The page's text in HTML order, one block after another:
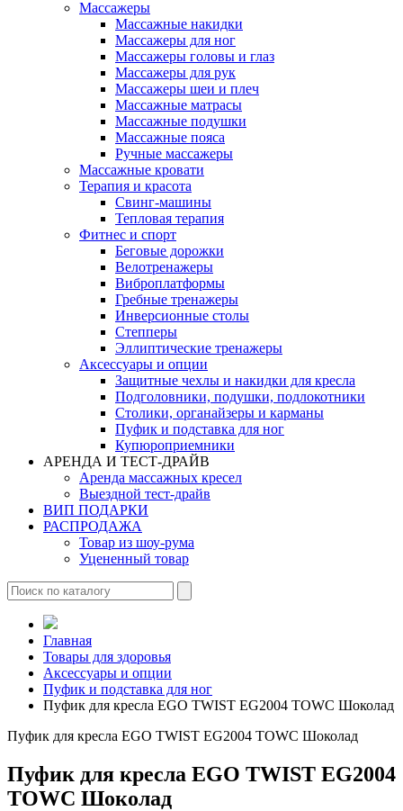
Массажеры
Массажные накидки
Массажеры для ног
Массажеры головы и глаз
Массажеры для рук
Массажеры шеи и плеч
Массажные матрасы
Массажные подушки
Массажные пояса
Ручные массажеры
Массажные кровати
Терапия и красота
Свинг-машины
Тепловая терапия
Фитнес и спорт
Беговые дорожки
Велотренажеры
Виброплатформы
Гребные тренажеры
Инверсионные столы
Степперы
Эллиптические тренажеры
Аксессуары и опции
Защитные чехлы и накидки для кресла
Подголовники, подушки, подлокотники
Столики, органайзеры и карманы
Пуфик и подставка для ног
Купюроприемники
АРЕНДА И ТЕСТ-ДРАЙВ
Аренда массажных кресел
Выездной тест-драйв
ВИП ПОДАРКИ
РАСПРОДАЖА
Товар из шоу-рума
Уцененный товар
Главная
Товары для здоровья
Аксессуары и опции
Пуфик и подставка для ног
Пуфик для кресла EGO TWIST EG2004 TOWC Шоколад
Пуфик для кресла EGO TWIST EG2004 TOWC Шоколад
Пуфик для кресла EGO TWIST EG2004
TOWC Шоколад